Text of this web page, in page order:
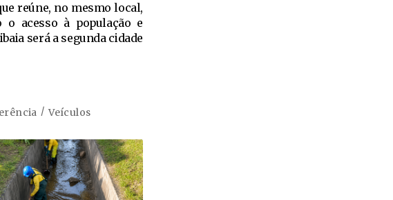
reúne, no mesmo local,
o acesso à população e
será a segunda cidade
Veículos